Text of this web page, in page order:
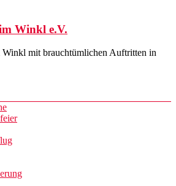
Winkl e.V.
mit brauchtümlichen Auftritten in